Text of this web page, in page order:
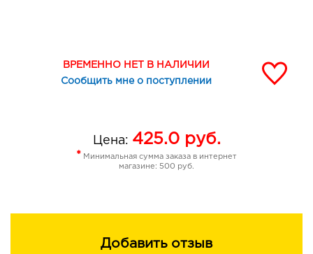
ВРЕМЕННО НЕТ В НАЛИЧИИ
Сообщить мне о поступлении
Цена: 425.0руб.
* Минимальная сумма заказа в интернет
магазине: 500 руб.
Добавить отзыв